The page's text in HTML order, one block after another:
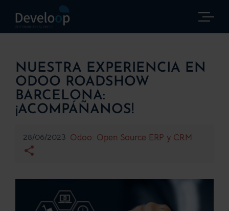
NUESTRA EXPERIENCIA EN
ODOO ROADSHOW
BARCELONA:
¡ACOMPÁÑANOS!
28/06/2023 Odoo: Open Source ERP y CRM